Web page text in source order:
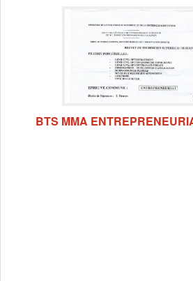
BTS MMA